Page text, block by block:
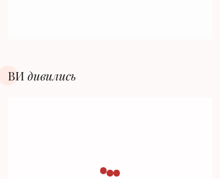
ВИ дивилиcь